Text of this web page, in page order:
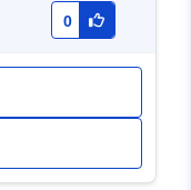
0